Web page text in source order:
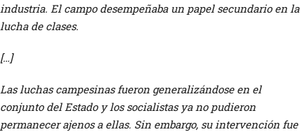
industria. El campo desempeñaba un papel secundario en la
lucha de clases.
[…]
Las luchas campesinas fueron generalizándose en el
conjunto del Estado y los socialistas ya no pudieron
permanecer ajenos a ellas. Sin embargo, su intervención fue